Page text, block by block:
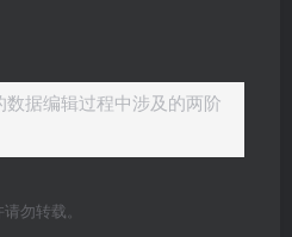
据编辑过程中涉及的两阶
勿转载。